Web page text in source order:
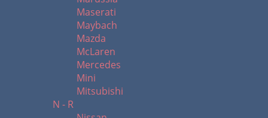
Maserati
Maybach
Mazda
McLaren
Mercedes
Mini
Mitsubishi
N - R